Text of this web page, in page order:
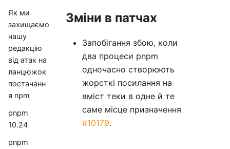
Як ми
захищаємо
нашу
редакцію
від атак на
ланцюжок
постачанн
я npm
pnpm
10.24
pnpm
Зміни в патчах
Запобігання збою, коли
два процеси pnpm
одночасно створюють
жорсткі посилання на
вміст теки в одне й те
саме місце призначення
#10179.